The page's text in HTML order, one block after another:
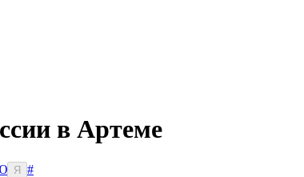
в Артеме
Я
#